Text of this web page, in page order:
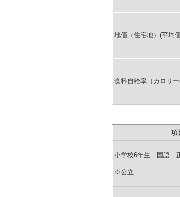
地価（住宅地）(平均
食料自給率（カロリー
項
小学校6年生 国語
※公立